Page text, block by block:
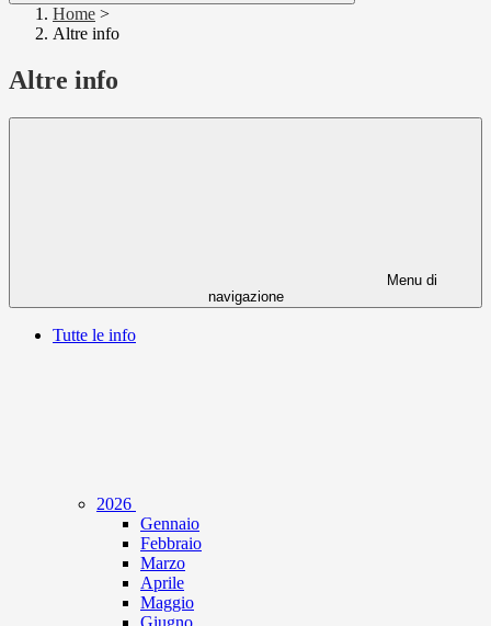
Home >
Altre info
Altre info
Menu di
navigazione
Tutte le info
2026
Gennaio
Febbraio
Marzo
Aprile
Maggio